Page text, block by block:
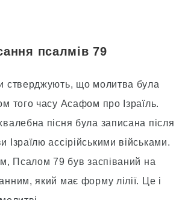
псалмів 79
стверджують, що молитва була
того часу Асафом про Ізраїль.
пісня була записана після
Ізраїлю ассірійськими військами.
Псалом 79 був заспіваний на
який має форму лілії. Це і